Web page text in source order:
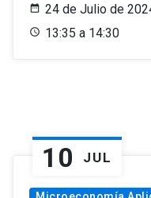
24 de Julio de
13:35 a 14:30
10 JUL